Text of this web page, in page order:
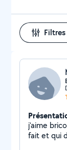
Filtres
j'aime bricoler et
fait et qui